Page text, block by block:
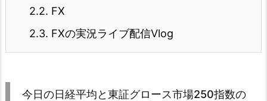
2.2. FX
2.3. FXの実況ライブ配信Vlog
今日の日経平均と東証グロース市場250指数の